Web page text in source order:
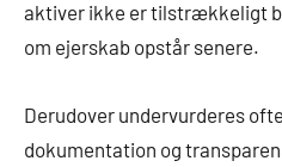
aktiver ikke er tilstrækkeligt
om ejerskab opstår senere.
Derudover undervurderes
dokumentation og